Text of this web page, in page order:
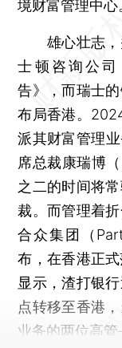
境财富管理中心
雄心壮志，
士顿咨询公
告》，而瑞士
布局香港。
派其财富管理
席总裁康瑞博
之二的时间将
裁。而管理着
合众集团（
布，在香港正
显示，渣打银
点转移至香港
业务的两位高